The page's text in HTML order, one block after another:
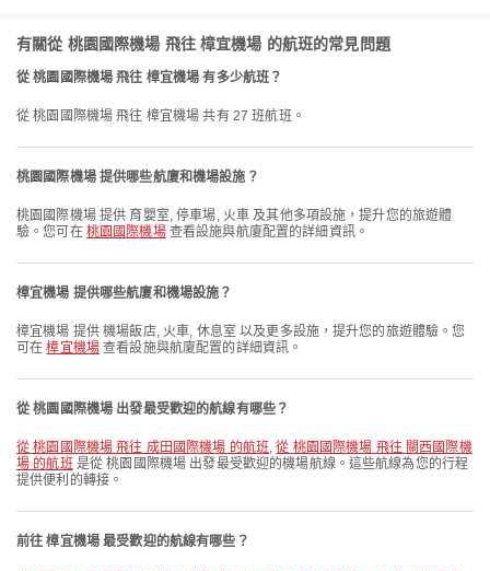
有關從 桃園國際機場 飛往 樟宜機場 的航班的常見問題
從 桃園國際機場 飛往 樟宜機場 有多少航班？
從 桃園國際機場 飛往 樟宜機場 共有 27 班航班。
桃園國際機場 提供哪些航廈和機場設施？
桃園國際機場 提供 育嬰室, 停車場, 火車 及其他多項設施，提升您的旅遊體
驗。您可在 桃園國際機場查看設施與航廈配置的詳細資訊。
樟宜機場 提供哪些航廈和機場設施？
樟宜機場 提供 機場飯店, 火車, 休息室 以及更多設施，提升您的旅遊體驗。您
可在樟宜機場查看設施與航廈配置的詳細資訊。
從 桃園國際機場 出發最受歡迎的航線有哪些？
從 桃園國際機場 飛往 成田國際機場 的航班,從 桃園國際機場 飛往 關西國際機
場 的航班 是從 桃園國際機場 出發最受歡迎的機場航線。這些航線為您的行程
提供便利的轉接。
前往 樟宜機場 最受歡迎的航線有哪些？